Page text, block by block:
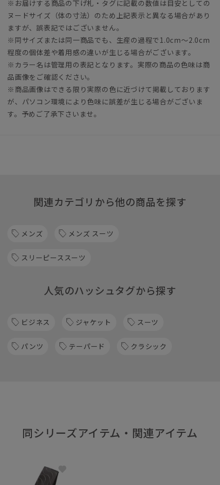
※お届けする商品の下げ札・タグに記載の数値は目安としての
ヌードサイズ（体の寸法）のため上記表示と異なる場合があり
ますが、誤表記ではございません。
※同サイズまたは同一商品でも、生産の過程で1.0cm～2.0cm
程度の個体差や着用感の違いが生じる場合がございます。
※カラー名は管理用の表記となります。実際の商品の色味は商
品画像をご確認ください。
※商品画像はできる限り実際の色に近づけて掲載しております
が、パソコン環境により色味に誤差が生じる場合がございま
す。予めご了承下さいませ。
関連カテゴリから他の商品を探す
メンズ メンズ スーツ
スリーピーススーツ
人気のハッシュタグから探す
ビジネス ジャケット スーツ
パンツ テーパード クラシック
同シリーズアイテム・関連アイテム